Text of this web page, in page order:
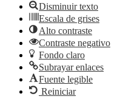
Disminuir texto
Escala de grises
Alto contraste
Contraste negativo
Fondo claro
Subrayar enlaces
Fuente legible
Reiniciar